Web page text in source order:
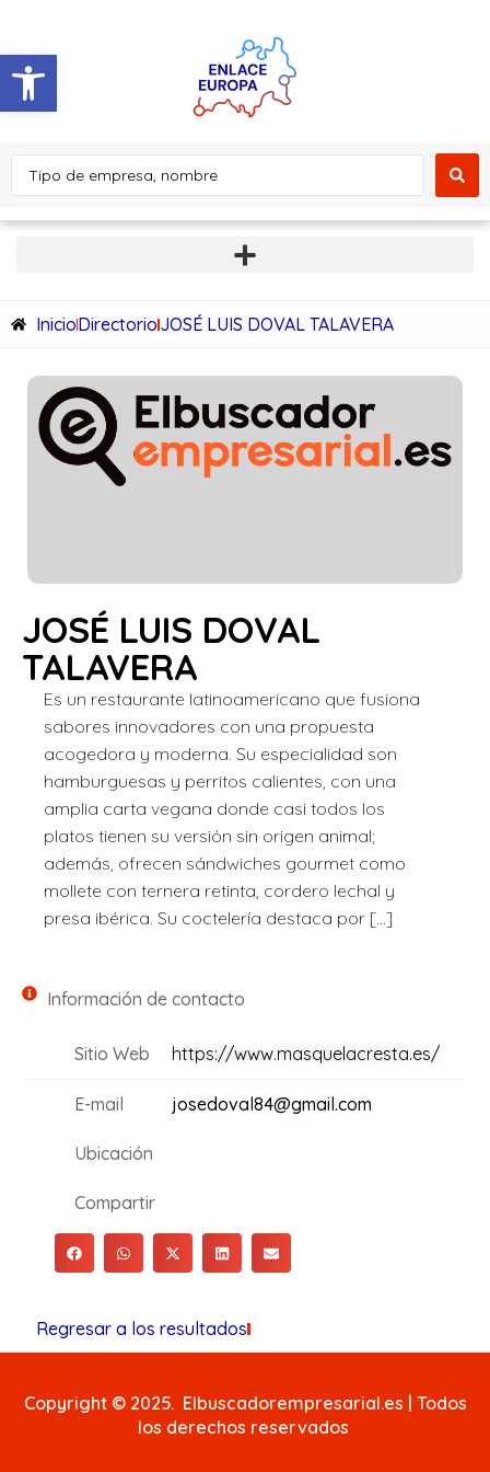
Abrir barra de herramientas
InicioDirectorioJOSÉ LUIS DOVAL TALAVERA
JOSÉ LUIS DOVAL
TALAVERA
Es un restaurante latinoamericano que fusiona
sabores innovadores con una propuesta
acogedora y moderna. Su especialidad son
hamburguesas y perritos calientes, con una
amplia carta vegana donde casi todos los
platos tienen su versión sin origen animal;
además, ofrecen sándwiches gourmet como
mollete con ternera retinta, cordero lechal y
presa ibérica. Su coctelería destaca por […]
Información de contacto
Sitio Web https://www.masquelacresta.es/
E-mail josedoval84@gmail.com
Ubicación
Compartir
Regresar a los resultados
Copyright © 2025. Elbuscadorempresarial.es | Todos
los derechos reservados